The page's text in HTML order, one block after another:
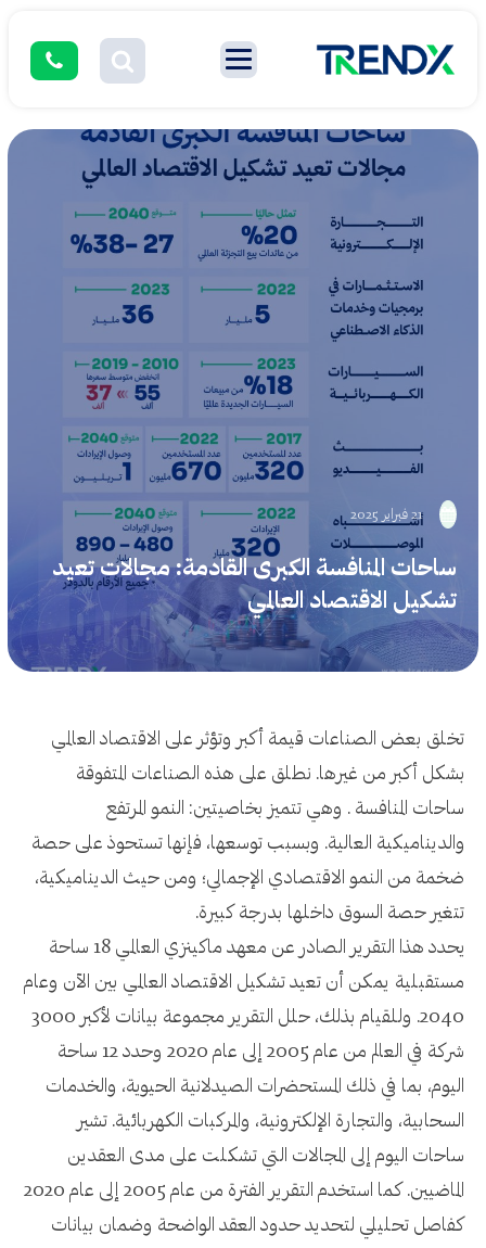
21 فبراير 2025
ساحات المنافسة الكبرى القادمة: مجالات تعيد
تشكيل الاقتصاد العالمي
تخلق بعض الصناعات قيمة أكبر وتؤثر على الاقتصاد العالمي
بشكل أكبر من غيرها. نطلق على هذه الصناعات المتفوقة
ساحات المنافسة . وهي تتميز بخاصيتين: النمو المرتفع
والديناميكية العالية. وبسبب توسعها، فإنها تستحوذ على حصة
ضخمة من النمو الاقتصادي الإجمالي؛ ومن حيث الديناميكية،
تتغير حصة السوق داخلها بدرجة كبيرة.
يحدد هذا التقرير الصادر عن معهد ماكينزي العالمي 18 ساحة
مستقبلية يمكن أن تعيد تشكيل الاقتصاد العالمي بين الآن وعام
2040. وللقيام بذلك، حلل التقرير مجموعة بيانات لأكبر 3000
شركة في العالم من عام 2005 إلى عام 2020 وحدد 12 ساحة
اليوم، بما في ذلك المستحضرات الصيدلانية الحيوية، والخدمات
السحابية، والتجارة الإلكترونية، والمركبات الكهربائية. تشير
ساحات اليوم إلى المجالات التي تشكلت على مدى العقدين
الماضيين. كما استخدم التقرير الفترة من عام 2005 إلى عام 2020
كفاصل تحليلي لتحديد حدود العقد الواضحة وضمان بيانات